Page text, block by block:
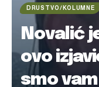
DRUSTVO/KOLUMNE
Novalić
ovo
smo